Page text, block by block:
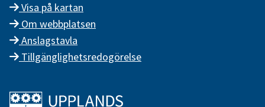
Visa på kartan
Om webbplatsen
Anslagstavla
Tillgänglighetsredogörelse